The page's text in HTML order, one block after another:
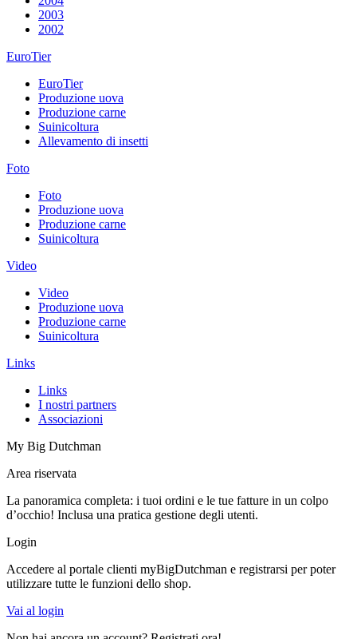
2003
2002
EuroTier
EuroTier
Produzione uova
Produzione carne
Suinicoltura
Allevamento di insetti
Foto
Foto
Produzione uova
Produzione carne
Suinicoltura
Video
Video
Produzione uova
Produzione carne
Suinicoltura
Links
Links
I nostri partners
Associazioni
My Big Dutchman
Area riservata
La panoramica completa: i tuoi ordini e le tue fatture in un colpo
d’occhio! Inclusa una pratica gestione degli utenti.
Login
Accedere al portale clienti myBigDutchman e registrarsi per poter
utilizzare tutte le funzioni dello shop.
Vai al login